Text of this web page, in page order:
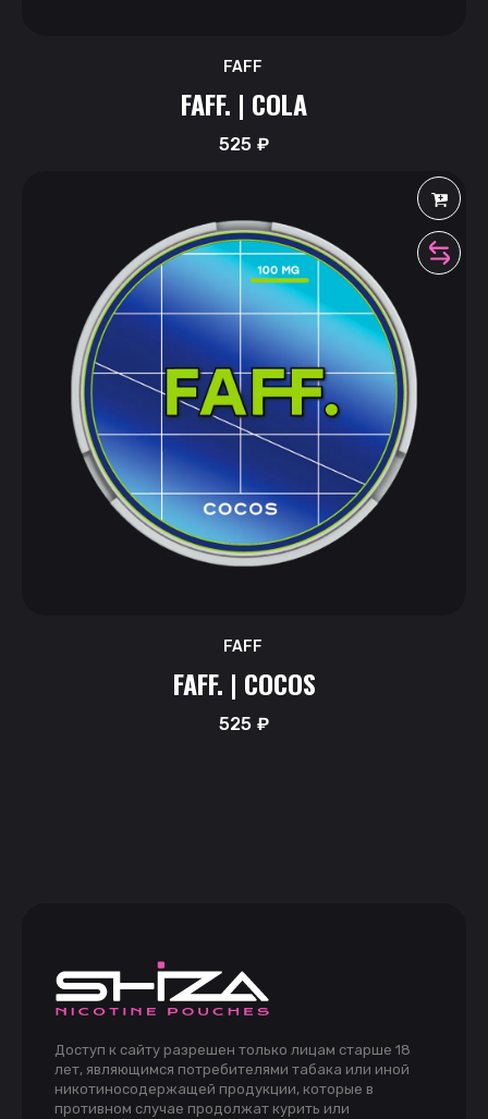
FAFF
FAFF. | COLA
525₽
FAFF
FAFF. | COCOS
525₽
Доступ к сайту разрешен только лицам старше 18
лет, являющимся потребителями табака или иной
никотиносодержащей продукции, которые в
противном случае продолжат курить или